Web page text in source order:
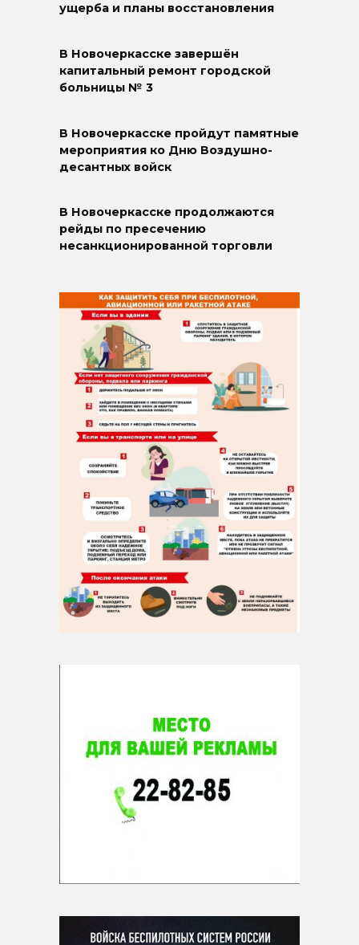
ущерба и планы восстановления
В Новочеркасске завершён
капитальный ремонт городской
больницы № 3
В Новочеркасске пройдут памятные
мероприятия ко Дню Воздушно-
десантных войск
В Новочеркасске продолжаются
рейды по пресечению
несанкционированной торговли